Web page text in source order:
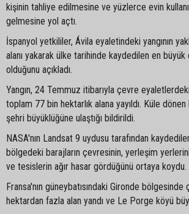
kişinin tahliye edilmesine ve yüzlerce evin
gelmesine yol açtı.
İspanyol yetkililer, Ávila eyaletindeki yangının
alanı yakarak ülke tarihinde kaydedilen en büyük
olduğunu açıkladı.
Yangın, 24 Temmuz itibarıyla çevre
toplam 77 bin hektarlık alana yayıldı. Küle
şehri büyüklüğüne ulaştığı bildirildi.
NASA'nın Landsat 9 uydusu tarafından
bölgedeki barajların çevresinin, yerleşim
ve tesislerin ağır hasar gördüğünü ortaya koydu.
Fransa'nın güneybatısındaki Gironde bölgesinde
hektardan fazla alan yandı ve Le Porge köyü